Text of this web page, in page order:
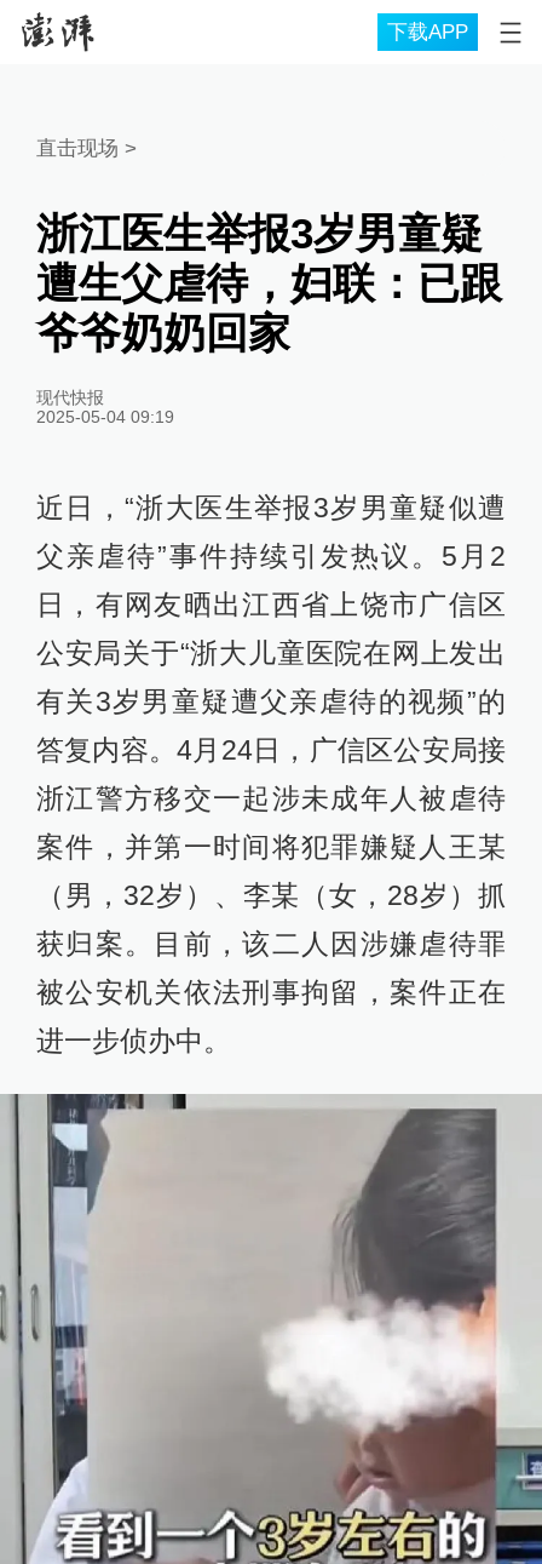
下载APP
直击现场 >
浙江医生举报3岁男童疑
遭生父虐待，妇联：已跟
爷爷奶奶回家
现代快报
2025-05-04 09:19
近日，“浙大医生举报3岁男童疑似遭
父亲虐待”事件持续引发热议。5月2
日，有网友晒出江西省上饶市广信区
公安局关于“浙大儿童医院在网上发出
有关3岁男童疑遭父亲虐待的视频”的
答复内容。4月24日，广信区公安局接
浙江警方移交一起涉未成年人被虐待
案件，并第一时间将犯罪嫌疑人王某
（男，32岁）、李某（女，28岁）抓
获归案。目前，该二人因涉嫌虐待罪
被公安机关依法刑事拘留，案件正在
进一步侦办中。